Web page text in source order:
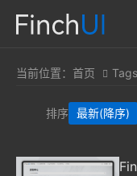
当前位置： 首页
排序 最新(降序)